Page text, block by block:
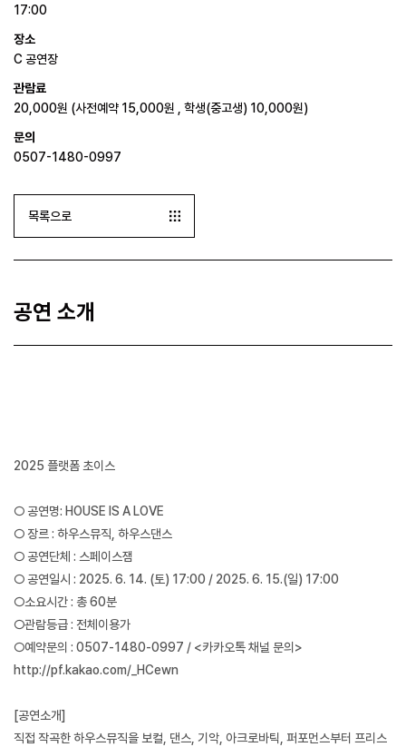
17:00
장소
C 공연장
관람료
20,000원 (사전예약 15,000원 , 학생(중고생) 10,000원)
문의
0507-1480-0997
목록으로
공연 소개
2025 플랫폼 초이스
○ 공연명: HOUSE IS A LOVE
○ 장르 : 하우스뮤직, 하우스댄스
○ 공연단체 : 스페이스잼
○ 공연일시 : 2025. 6. 14. (토) 17:00 / 2025. 6. 15.(일) 17:00
○소요시간 : 총 60분
○관람등급 : 전체이용가
○예약문의 : 0507-1480-0997 / <카카오톡 채널 문의>
http://pf.kakao.com/_HCewn
[공연소개]
직접 작곡한 하우스뮤직을 보컬, 댄스, 기악, 아크로바틱, 퍼포먼스부터 프리스